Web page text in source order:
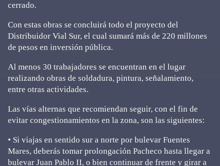
cerrado.
Con estas obras se concluirá todo el proyecto del
Distribuidor Vial Sur, el cual sumará más de 220 millones
de pesos en inversión pública.
Al menos 30 trabajadores se encuentran en el lugar
realizando obras de soldadura, pintura, señalamiento,
entre otras actividades.
Las vías alternas que recomiendan seguir, con el fin de
evitar congestionamientos en la zona, son las siguientes:
• Si viajas en sentido sur a norte por bulevar Fuentes
Mares, deberás tomar prolongación Pacheco hasta llegar a
bulevar Juan Pablo II, o bien continuar de frente y girar a